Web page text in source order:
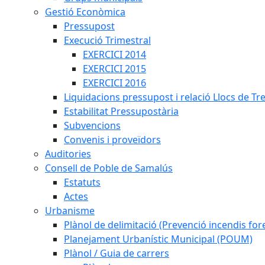
Gestió Econòmica
Pressupost
Execució Trimestral
EXERCICI 2014
EXERCICI 2015
EXERCICI 2016
Liquidacions pressupost i relació Llocs de
Estabilitat Pressupostària
Subvencions
Convenis i proveïdors
Auditories
Consell de Poble de Samalús
Estatuts
Actes
Urbanisme
Plànol de delimitació (Prevenció incendis
Planejament Urbanístic Municipal (POUM)
Plànol / Guia de carrers